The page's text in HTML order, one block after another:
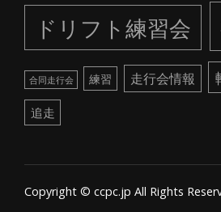
ドリフト練習会
合同走行会 練習 走行会情報
追走
Copyright © ccpc.jp All Rights